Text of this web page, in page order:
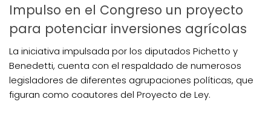
Impulso en el Congreso un proyecto
para potenciar inversiones agrícolas
La iniciativa impulsada por los diputados Pichetto y
Benedetti, cuenta con el respaldado de numerosos
legisladores de diferentes agrupaciones políticas, que
figuran como coautores del Proyecto de Ley.